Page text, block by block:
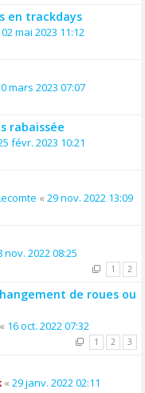
en trackdays
02 mai 2023 11:12
mars 2023 07:07
rabaissée
févr. 2023 10:21
« 29 nov. 2022 13:09
nov. 2022 08:25
1 2
de roues ou
« 16 oct. 2022 07:32
1 2 3
« 29 janv. 2022 02:11